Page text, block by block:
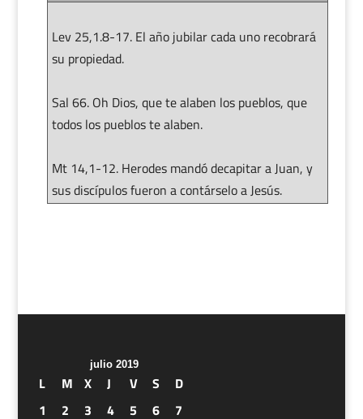
Lev 25,1.8-17. El año jubilar cada uno recobrará
su propiedad.
Sal 66. Oh Dios, que te alaben los pueblos, que
todos los pueblos te alaben.
Mt 14,1-12. Herodes mandó decapitar a Juan, y
sus discípulos fueron a contárselo a Jesús.
julio 2019
L M X J V S
D
1
2 3 4 5 6
7